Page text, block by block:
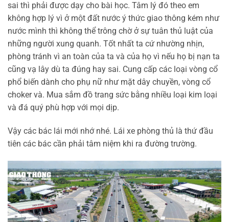
sai thì phải được dạy cho bài học. Tâm lý đó theo em
không hợp lý vì ở một đất nước ý thức giao thông kém như
nước mình thì không thể trông chờ ở sự tuân thủ luật của
những người xung quanh. Tốt nhất ta cứ nhường nhịn,
phòng tránh vì an toàn của ta và của họ vì nếu họ bị nạn ta
cũng vạ lây dù ta đúng hay sai. Cung cấp các loại vòng cổ
phổ biến dành cho phụ nữ như mặt dây chuyền, vòng cổ
choker và. Mua sắm đồ trang sức bằng nhiều loại kim loại
và đá quý phù hợp với mọi dịp.
Vậy các bác lái mới nhớ nhé. Lái xe phòng thủ là thứ đầu
tiên các bác cần phải tâm niệm khi ra đường trường.